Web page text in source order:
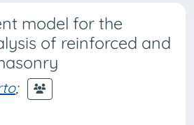
model for the
of reinforced and
;